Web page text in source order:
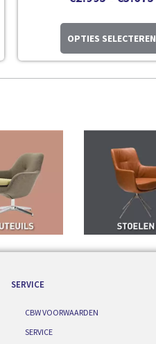
OPTIES SELECTEREN
SERVICE
CBW VOORWAARDEN
SERVICE